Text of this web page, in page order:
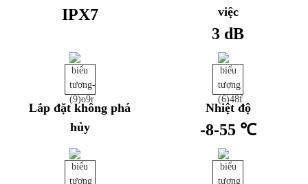
IPX7
việc
3 dB
Lắp đặt không phá
hủy
Nhiệt độ
-8-55 ℃